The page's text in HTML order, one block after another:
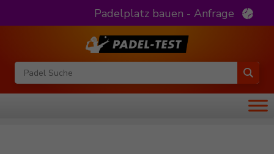
Padelplatz bauen - Anfrage